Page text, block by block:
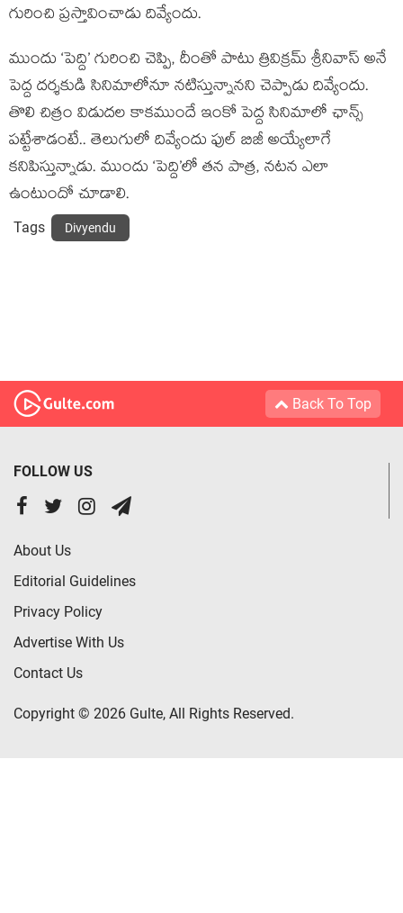
గురించి ప్రస్తావించాడు దివ్యేందు.
ముందు ‘పెద్ది’ గురించి చెప్పి, దీంతో పాటు త్రివిక్రమ్ శ్రీనివాస్ అనే
పెద్ద దర్శకుడి సినిమాలోనూ నటిస్తున్నానని చెప్పాడు దివ్యేందు.
తొలి చిత్రం విడుదల కాకముందే ఇంకో పెద్ద సినిమాలో ఛాన్స్
పట్టేశాడంటే.. తెలుగులో దివ్యేందు ఫుల్ బిజీ అయ్యేలాగే
కనిపిస్తున్నాడు. ముందు ‘పెద్ది’లో తన పాత్ర, నటన ఎలా
ఉంటుందో చూడాలి.
Tags Divyendu
Back To Top
FOLLOW US
About Us
Editorial Guidelines
Privacy Policy
Advertise With Us
Contact Us
Copyright © 2026 Gulte, All Rights Reserved.